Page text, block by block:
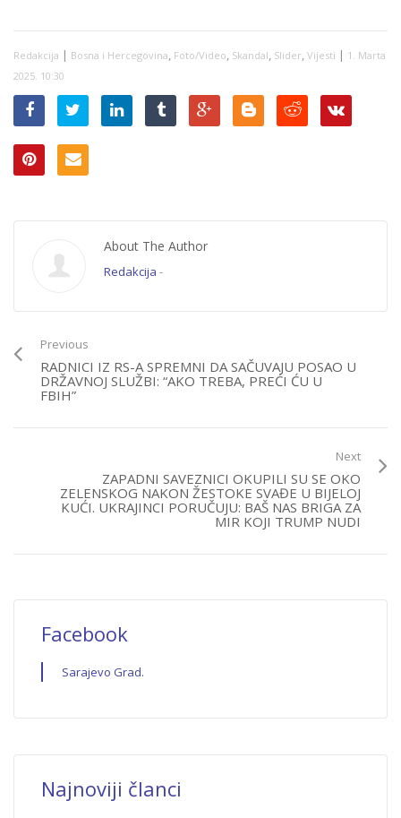
Redakcija | Bosna i Hercegovina, Foto/Video, Skandal, Slider, Vijesti | 1. Marta
2025. 10:30
About The Author
Redakcija -
Previous
RADNICI IZ RS-A SPREMNI DA SAČUVAJU POSAO U
DRŽAVNOJ SLUŽBI: “AKO TREBA, PREĆI ĆU U
FBIH”
Next
ZAPADNI SAVEZNICI OKUPILI SU SE OKO
ZELENSKOG NAKON ŽESTOKE SVAĐE U BIJELOJ
KUĆI. UKRAJINCI PORUČUJU: BAŠ NAS BRIGA ZA
MIR KOJI TRUMP NUDI
Facebook
Sarajevo Grad.
Najnoviji članci